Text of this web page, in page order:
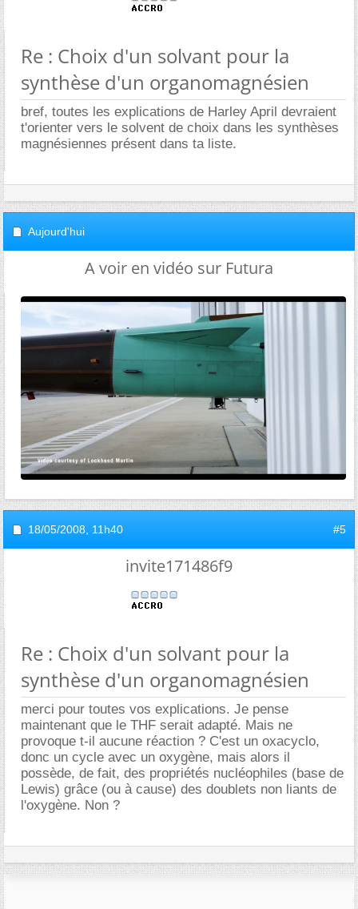
Re : Choix d'un solvant pour la
synthèse d'un organomagnésien
bref, toutes les explications de Harley April devraient
t'orienter vers le solvent de choix dans les synthèses
magnésiennes présent dans ta liste.
Aujourd'hui
A voir en vidéo sur Futura
18/05/2008, 11h40 #5
invite171486f9
Re : Choix d'un solvant pour la
synthèse d'un organomagnésien
merci pour toutes vos explications. Je pense
maintenant que le THF serait adapté. Mais ne
provoque t-il aucune réaction ? C'est un oxacyclo,
donc un cycle avec un oxygène, mais alors il
possède, de fait, des propriétés nucléophiles (base de
Lewis) grâce (ou à cause) des doublets non liants de
l'oxygène. Non ?